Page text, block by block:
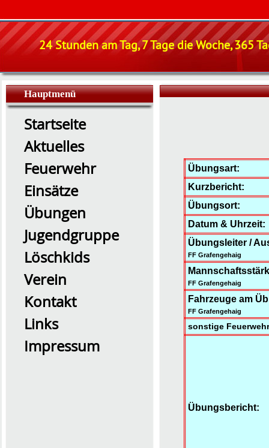
24 Stunden am Tag, 7 Tage die Woche, 365
Hauptmenü
Startseite
Aktuelles
Feuerwehr
Einsätze
Übungen
Jugendgruppe
Löschkids
Verein
Kontakt
Links
Impressum
Übungsart:
Kurzbericht:
Übungsort:
Datum & Uhrzeit:
Übungsleiter /
FF Grafengehaig
FF Grafengehaig
Fahrzeuge am
FF Grafengehaig
sonstige
Übungsbericht: